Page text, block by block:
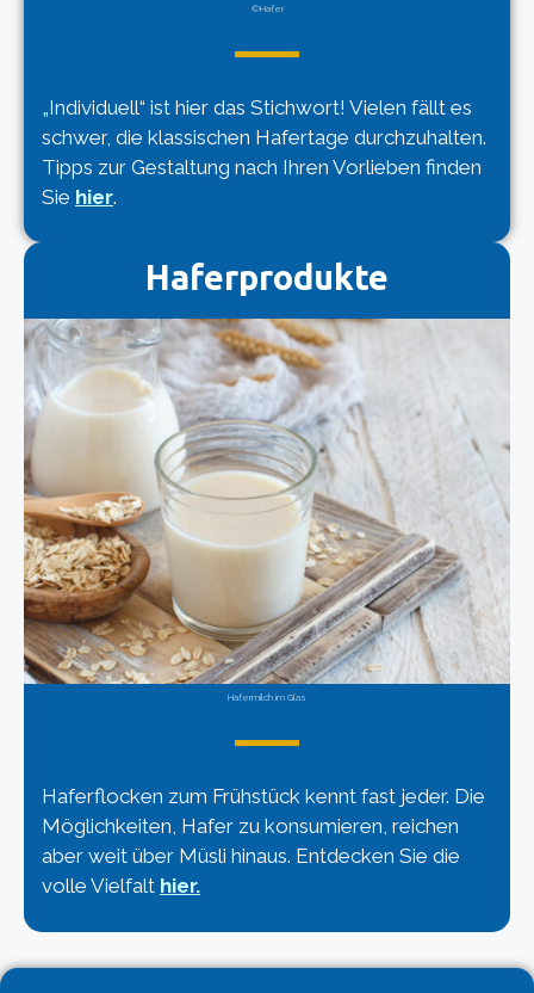
©Hafer
„Individuell“ ist hier das Stichwort! Vielen fällt es
schwer, die klassischen Hafertage durchzuhalten.
Tipps zur Gestaltung nach Ihren Vorlieben finden
Sie hier.
Haferprodukte
Hafermilch im Glas
Haferflocken zum Frühstück kennt fast jeder. Die
Möglichkeiten, Hafer zu konsumieren, reichen
aber weit über Müsli hinaus. Entdecken Sie die
volle Vielfalt hier.